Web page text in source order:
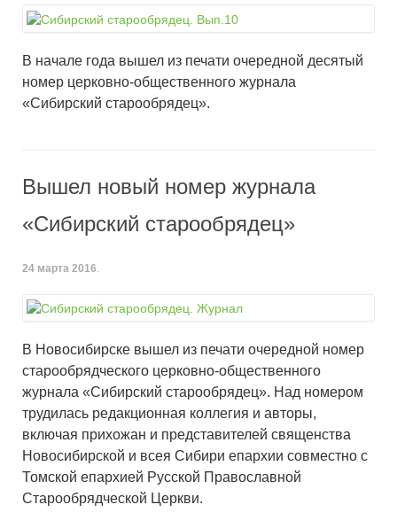
В начале года вышел из печати очередной десятый
номер церковно-общественного журнала
«Сибирский старообрядец».
Вышел новый номер журнала
«Сибирский старообрядец»
24 марта 2016
В Новосибирске вышел из печати очередной номер
старообрядческого церковно-общественного
журнала «Сибирский старообрядец». Над номером
трудилась редакционная коллегия и авторы,
включая прихожан и представителей священства
Новосибирской и всея Сибири епархии совместно с
Томской епархией Русской Православной
Старообрядческой Церкви.